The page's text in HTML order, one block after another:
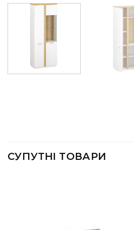
СУПУТНІ ТОВАРИ